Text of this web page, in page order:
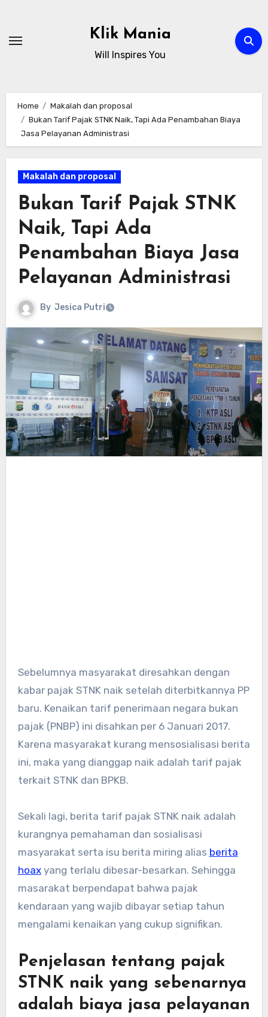
content
Klik Mania
Will Inspires You
Home
Makalah dan proposal
Bukan Tarif Pajak STNK Naik, Tapi Ada Penambahan Biaya
Jasa Pelayanan Administrasi
Makalah dan proposal
Bukan Tarif Pajak STNK
Naik, Tapi Ada
Penambahan Biaya Jasa
Pelayanan Administrasi
By Jesica Putri
Sebelumnya masyarakat diresahkan dengan
kabar pajak STNK naik setelah diterbitkannya PP
baru. Kenaikan tarif penerimaan negara bukan
pajak (PNBP) ini disahkan per 6 Januari 2017.
Karena masyarakat kurang mensosialisasi berita
ini, maka yang dianggap naik adalah tarif pajak
terkait STNK dan BPKB.
Sekali lagi, berita tarif pajak STNK naik adalah
kurangnya pemahaman dan sosialisasi
masyarakat serta isu berita miring alias berita
hoaxyang terlalu dibesar-besarkan. Sehingga
masarakat berpendapat bahwa pajak
kendaraan yang wajib dibayar setiap tahun
mengalami kenaikan yang cukup signifikan.
Penjelasan tentang pajak
STNK naik yang sebenarnya
adalah biaya jasa pelayanan